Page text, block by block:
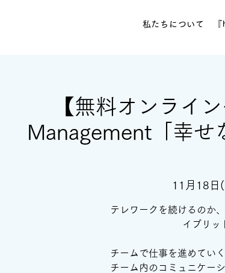
私たちについて
【無料オンライ
Management「幸せ
11月18日
テレワークを続けるのか
イブリッ
チームで仕事を進めてい
チーム内のコミュニケー